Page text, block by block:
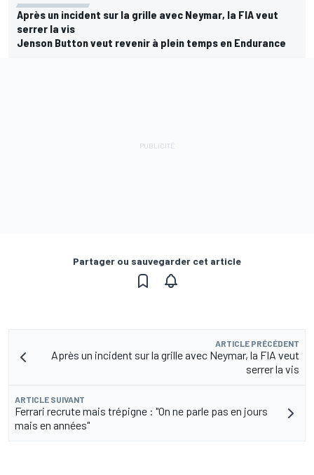
Après un incident sur la grille avec Neymar, la FIA veut
serrer la vis
Jenson Button veut revenir à plein temps en Endurance
Partager ou sauvegarder cet article
ARTICLE PRÉCÉDENT
Après un incident sur la grille avec Neymar, la FIA veut
serrer la vis
ARTICLE SUIVANT
Ferrari recrute mais trépigne : "On ne parle pas en jours
mais en années"